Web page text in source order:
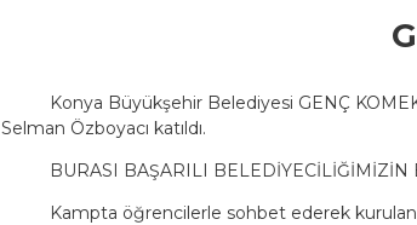
Konya Büyükşehir Belediyesi GENÇ
Selman Özboyacı katıldı.
BURASI BAŞARILI BELEDİYECİLİĞİMİZİN
Kampta öğrencilerle sohbet ederek kurulan